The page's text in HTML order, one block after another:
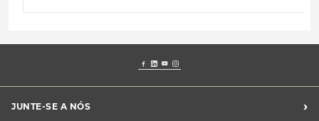
JUNTE-SE A NÓS ›